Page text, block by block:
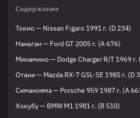
Содержание
Токио — Nissan Figaro 1991 г. (D 234)
Наньган — Ford GT 2005 г. (A 676)
Минамино — Dodge Charger R/T 1969 г.
Отани — Mazda RX-7 GSL-SE 1985 г. (D
Симанояма — Porsche 959 1987 г. (A
Хокубу — BMW M1 1981 г. (B 510)